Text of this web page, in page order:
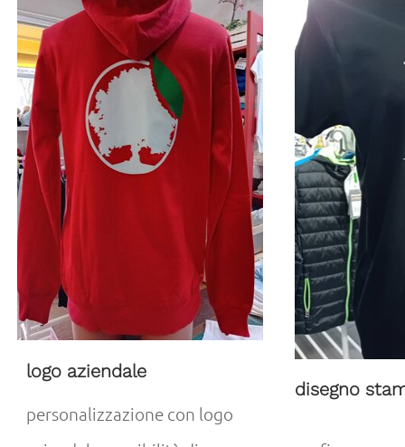
logo aziendale
disegno
personalizzazione con logo